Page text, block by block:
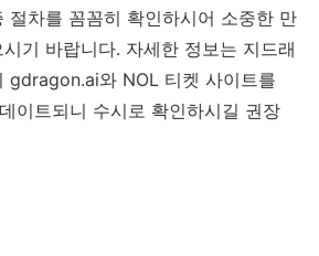
절차를 꼼꼼히 확인하시어 소중한 만
기 바랍니다. 자세한 정보는 지드래
gdragon.ai와 NOL 티켓 사이트를
이트되니 수시로 확인하시길 권장